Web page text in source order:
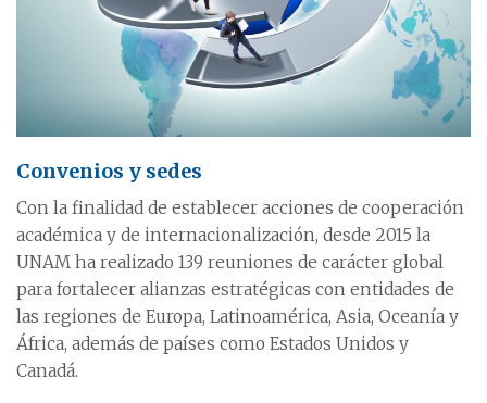
Convenios y sedes
Con la finalidad de establecer acciones de cooperación
académica y de internacionalización, desde 2015 la
UNAM ha realizado 139 reuniones de carácter global
para fortalecer alianzas estratégicas con entidades de
las regiones de Europa, Latinoamérica, Asia, Oceanía y
África, además de países como Estados Unidos y
Canadá.